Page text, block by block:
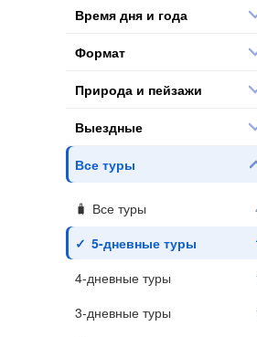
Время дня и года
Формат
Природа и пейзажи
Выездные
Все туры
Все туры
5-дневные туры
4-дневные туры
3-дневные туры